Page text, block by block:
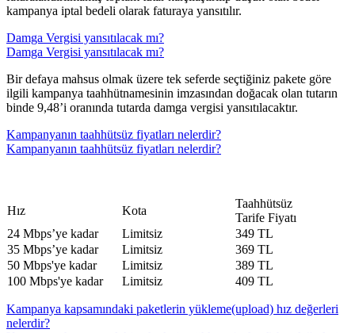
kampanya iptal bedeli olarak faturaya yansıtılır.
Damga Vergisi yansıtılacak mı?
Damga Vergisi yansıtılacak mı?
​Bir defaya mahsus olmak üzere tek seferde seçtiğiniz pakete göre
ilgili kampanya taahhütnamesinin imzasından doğacak olan tutarın
binde 9,48’i oranında tutarda damga vergisi yansıtılacaktır.
Kampanyanın taahhütsüz fiyatları nelerdir?
Kampanyanın taahhütsüz fiyatları nelerdir?
​Hız ​Kota
​​Taahhütsüz
​Tarife Fiyatı​
​​24 Mbps’ye kadar
​Limitsiz
​​349 TL
​​35 Mbps’ye kadar
​Limitsiz
​​369 TL
​​50 Mbps'ye kadar
​Limitsiz
​​389 TL
​​100 Mbps'ye kadar
​Limitsiz ​​409 TL
Kampanya kapsamındaki paketlerin yükleme(upload) hız değerleri
nelerdir?